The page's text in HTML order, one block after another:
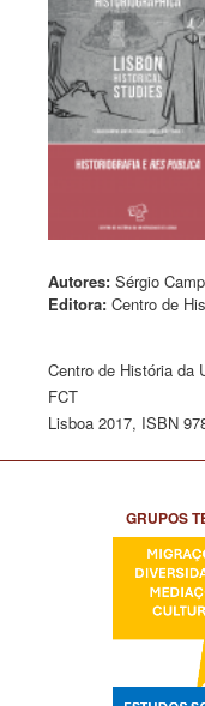
Autores:Sérgio
Editora:Centro de
Centro de História da
FCT
Lisboa 2017, ISBN
GRUPOS